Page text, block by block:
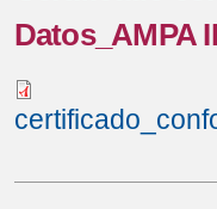
Datos_AMPA